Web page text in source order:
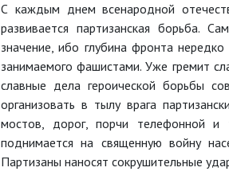
С каждым днем всенародной
развивается партизанская борьба.
значение, ибо глубина фронта
занимаемого фашистами. Уже гремит
славные дела героической борьбы
организовать в тылу врага
мостов, дорог, порчи телефонной и
поднимается на священную войну
Партизаны наносят сокрушительные